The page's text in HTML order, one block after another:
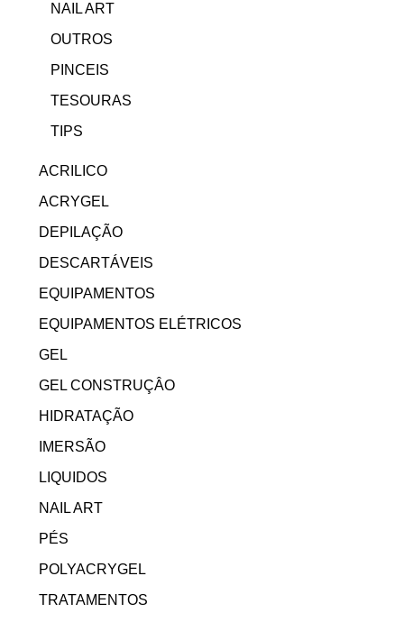
NAIL ART
OUTROS
PINCEIS
TESOURAS
TIPS
ACRILICO
ACRYGEL
DEPILAÇÃO
DESCARTÁVEIS
EQUIPAMENTOS
EQUIPAMENTOS ELÉTRICOS
GEL
GEL CONSTRUÇÂO
HIDRATAÇÃO
IMERSÃO
LIQUIDOS
NAIL ART
PÉS
POLYACRYGEL
TRATAMENTOS